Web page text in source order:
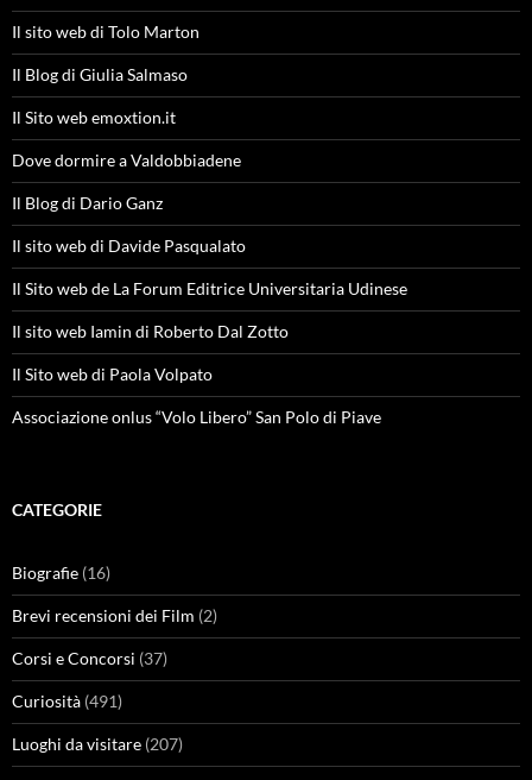
Il sito web di Tolo Marton
Il Blog di Giulia Salmaso
Il Sito web emoxtion.it
Dove dormire a Valdobbiadene
Il Blog di Dario Ganz
Il sito web di Davide Pasqualato
Il Sito web de La Forum Editrice Universitaria Udinese
Il sito web Iamin di Roberto Dal Zotto
Il Sito web di Paola Volpato
Associazione onlus “Volo Libero” San Polo di Piave
CATEGORIE
Biografie (16)
Brevi recensioni dei Film (2)
Corsi e Concorsi (37)
Curiosità (491)
Luoghi da visitare (207)